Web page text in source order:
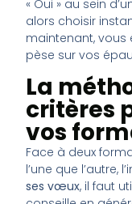
« Oui » au sein
alors choisir
maintenant, vous
pèse sur vos
La
critères
vos
Face à deux
l’une que l’autre,
ses vœux, il faut